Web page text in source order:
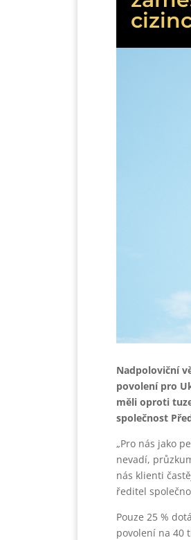
Nadpoloviční
povolení pro
měli oproti
společnost
„Pro nás jako
nevadí,
nás klienti
ředitel
Pouze 25 %
povolení na 40